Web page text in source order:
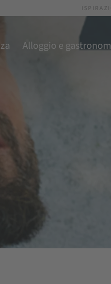
Alloggio e